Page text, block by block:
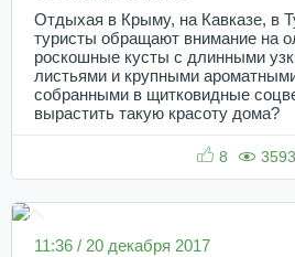
Отдыхая в Крыму, на Кавказе, в
туристы обращают внимание на
роскошные кусты с длинными
листьями и крупными
собранными в щитковидные
вырастить такую красоту дома?
8 3593
11:36 / 20 декабря 2017